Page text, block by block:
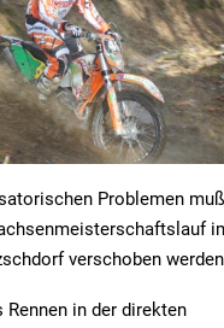
Problemen
verschoben
Rennen in der direkten